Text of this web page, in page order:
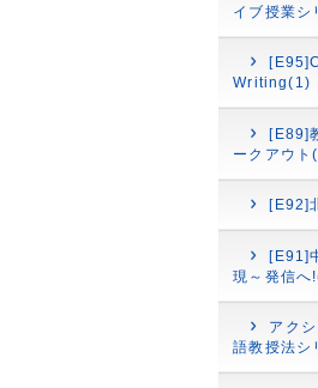
イブ授業シ
Writing(1)
[E89]
ークアウト
[E92]
[E91]
現～発信へ
アク
語教授法シ